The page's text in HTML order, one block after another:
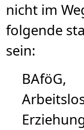
nicht im
folgende
sein:
BAföG,